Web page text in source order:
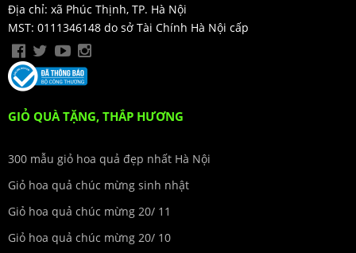
Địa chỉ: xã Phúc Thịnh, TP. Hà Nội
MST: 0111346148 do sở Tài Chính Hà Nội cấp
GIỎ QUÀ TẶNG, THẮP HƯƠNG
300 mẫu giỏ hoa quả đẹp nhất Hà Nội
Giỏ hoa quả chúc mừng sinh nhật
Giỏ hoa quả chúc mừng 20/ 11
Giỏ hoa quả chúc mừng 20/ 10